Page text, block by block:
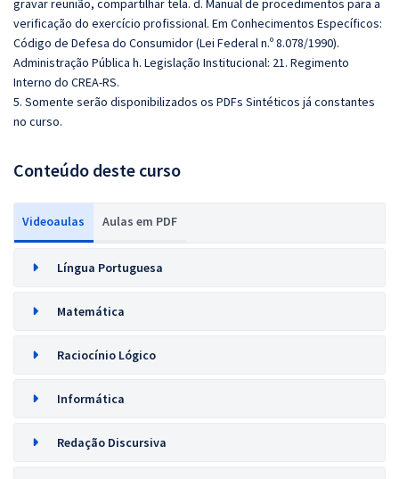
gravar reunião, compartilhar tela. d. Manual de procedimentos para a
verificação do exercício profissional. Em Conhecimentos Específicos:
Código de Defesa do Consumidor (Lei Federal n.º 8.078/1990).
Administração Pública h. Legislação Institucional: 21. Regimento
Interno do CREA-RS.
5. Somente serão disponibilizados os PDFs Sintéticos já constantes
no curso.
Conteúdo deste curso
Videoaulas Aulas em PDF
Língua Portuguesa
Matemática
Raciocínio Lógico
Informática
Redação Discursiva